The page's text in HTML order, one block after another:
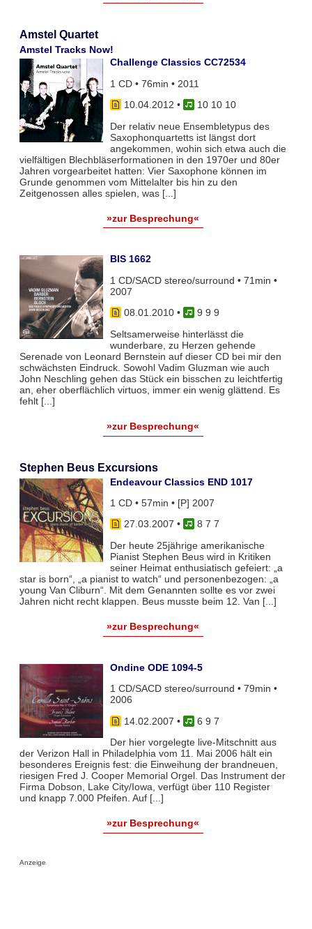
Amstel Quartet
Amstel Tracks Now!
Challenge Classics CC72534
1 CD • 76min • 2011
10.04.2012 •
10 10 10
Der relativ neue Ensembletypus des
Saxophonquartetts ist längst dort
angekommen, wohin sich etwa auch die
vielfältigen Blechbläserformationen in den 1970er und 80er
Jahren vorgearbeitet hatten: Vier Saxophone können im
Grunde genommen vom Mittelalter bis hin zu den
Zeitgenossen alles spielen, was [...]
»zur Besprechung«
BIS 1662
1 CD/SACD stereo/surround • 71min •
2007
08.01.2010•
9 9 9
Seltsamerweise hinterlässt die
wunderbare, zu Herzen gehende
Serenade von Leonard Bernstein auf dieser CD bei mir den
schwächsten Eindruck. Sowohl Vadim Gluzman wie auch
John Neschling gehen das Stück ein bisschen zu leichtfertig
an, eher oberflächlich virtuos, immer ein wenig glättend. Es
fehlt [...]
»zur Besprechung«
Stephen Beus Excursions
Endeavour Classics END 1017
1 CD • 57min • [P] 2007
27.03.2007 •
8 7 7
Der heute 25jährige amerikanische
Pianist Stephen Beus wird in Kritiken
seiner Heimat enthusiatisch gefeiert: „a
star is born“, „a pianist to watch“ und personenbezogen: „a
young Van Cliburn“. Mit dem Genannten sollte es vor zwei
Jahren nicht recht klappen. Beus musste beim 12. Van [...]
»zur Besprechung«
Ondine ODE 1094-5
1 CD/SACD stereo/surround • 79min •
2006
14.02.2007 •
6 9 7
Der hier vorgelegte live-Mitschnitt aus
der Verizon Hall in Philadelphia vom 11. Mai 2006 hält ein
besonderes Ereignis fest: die Einweihung der brandneuen,
riesigen Fred J. Cooper Memorial Orgel. Das Instrument der
Firma Dobson, Lake City/Iowa, verfügt über 110 Register
und knapp 7.000 Pfeifen. Auf [...]
»zur Besprechung«
Anzeige